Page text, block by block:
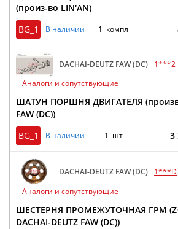
(произ-во LIN'AN)
BG_1
В наличии 1 компл
DACHAI-DEUTZ FAW (DC)
1***2
Аналоги и сопутствующие
ШАТУН ПОРШНЯ ДВИГАТЕЛЯ (произв-
FAW (DC))
BG_1
В наличии 1 шт 3
DACHAI-DEUTZ FAW (DC)
1***D
Аналоги и сопутствующие
ШЕСТЕРНЯ ПРОМЕЖУТОЧНАЯ ГРМ
DACHAI-DEUTZ FAW (DC))